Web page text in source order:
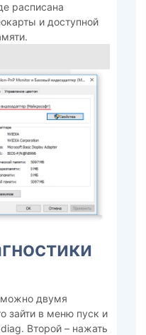
расписана
и доступной
можно двумя
зайти в меню пуск и
Второй – нажать